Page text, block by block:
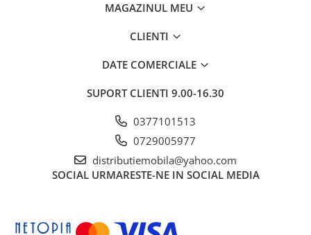
MAGAZINUL MEU
CLIENTI
DATE COMERCIALE
SUPORT CLIENTI 9.00-16.30
0377101513
0729005977
distributiemobila@yahoo.com
SOCIAL URMARESTE-NE IN SOCIAL MEDIA